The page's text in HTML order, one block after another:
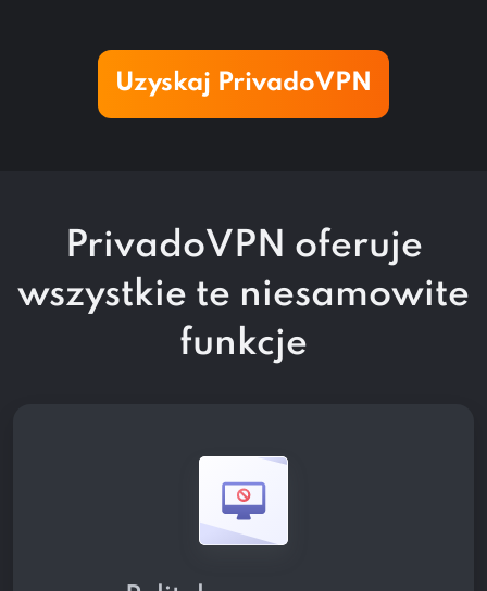
Uzyskaj PrivadoVPN
PrivadoVPN oferuje
wszystkie te niesamowite
funkcje